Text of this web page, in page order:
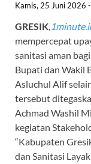
Kamis, 25 Juni 2026
GRESIK,
mempercepat
sanitasi aman
Bupati dan Wakil
Asluchul Alif
tersebut
Achmad Washil
kegiatan
“Kabupaten
dan Sanitasi